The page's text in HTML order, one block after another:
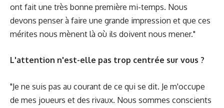
ont fait une très bonne première mi-temps. Nous
devons penser à faire une grande impression et que ces
mérites nous mènent là où ils doivent nous mener."
L'attention n'est-elle pas trop centrée sur vous ?
"Je ne suis pas au courant de ce qui se dit. Je m'occupe
de mes joueurs et des rivaux. Nous sommes conscients